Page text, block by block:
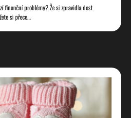
finanční problémy? Že si zpravidla dost
si přece…